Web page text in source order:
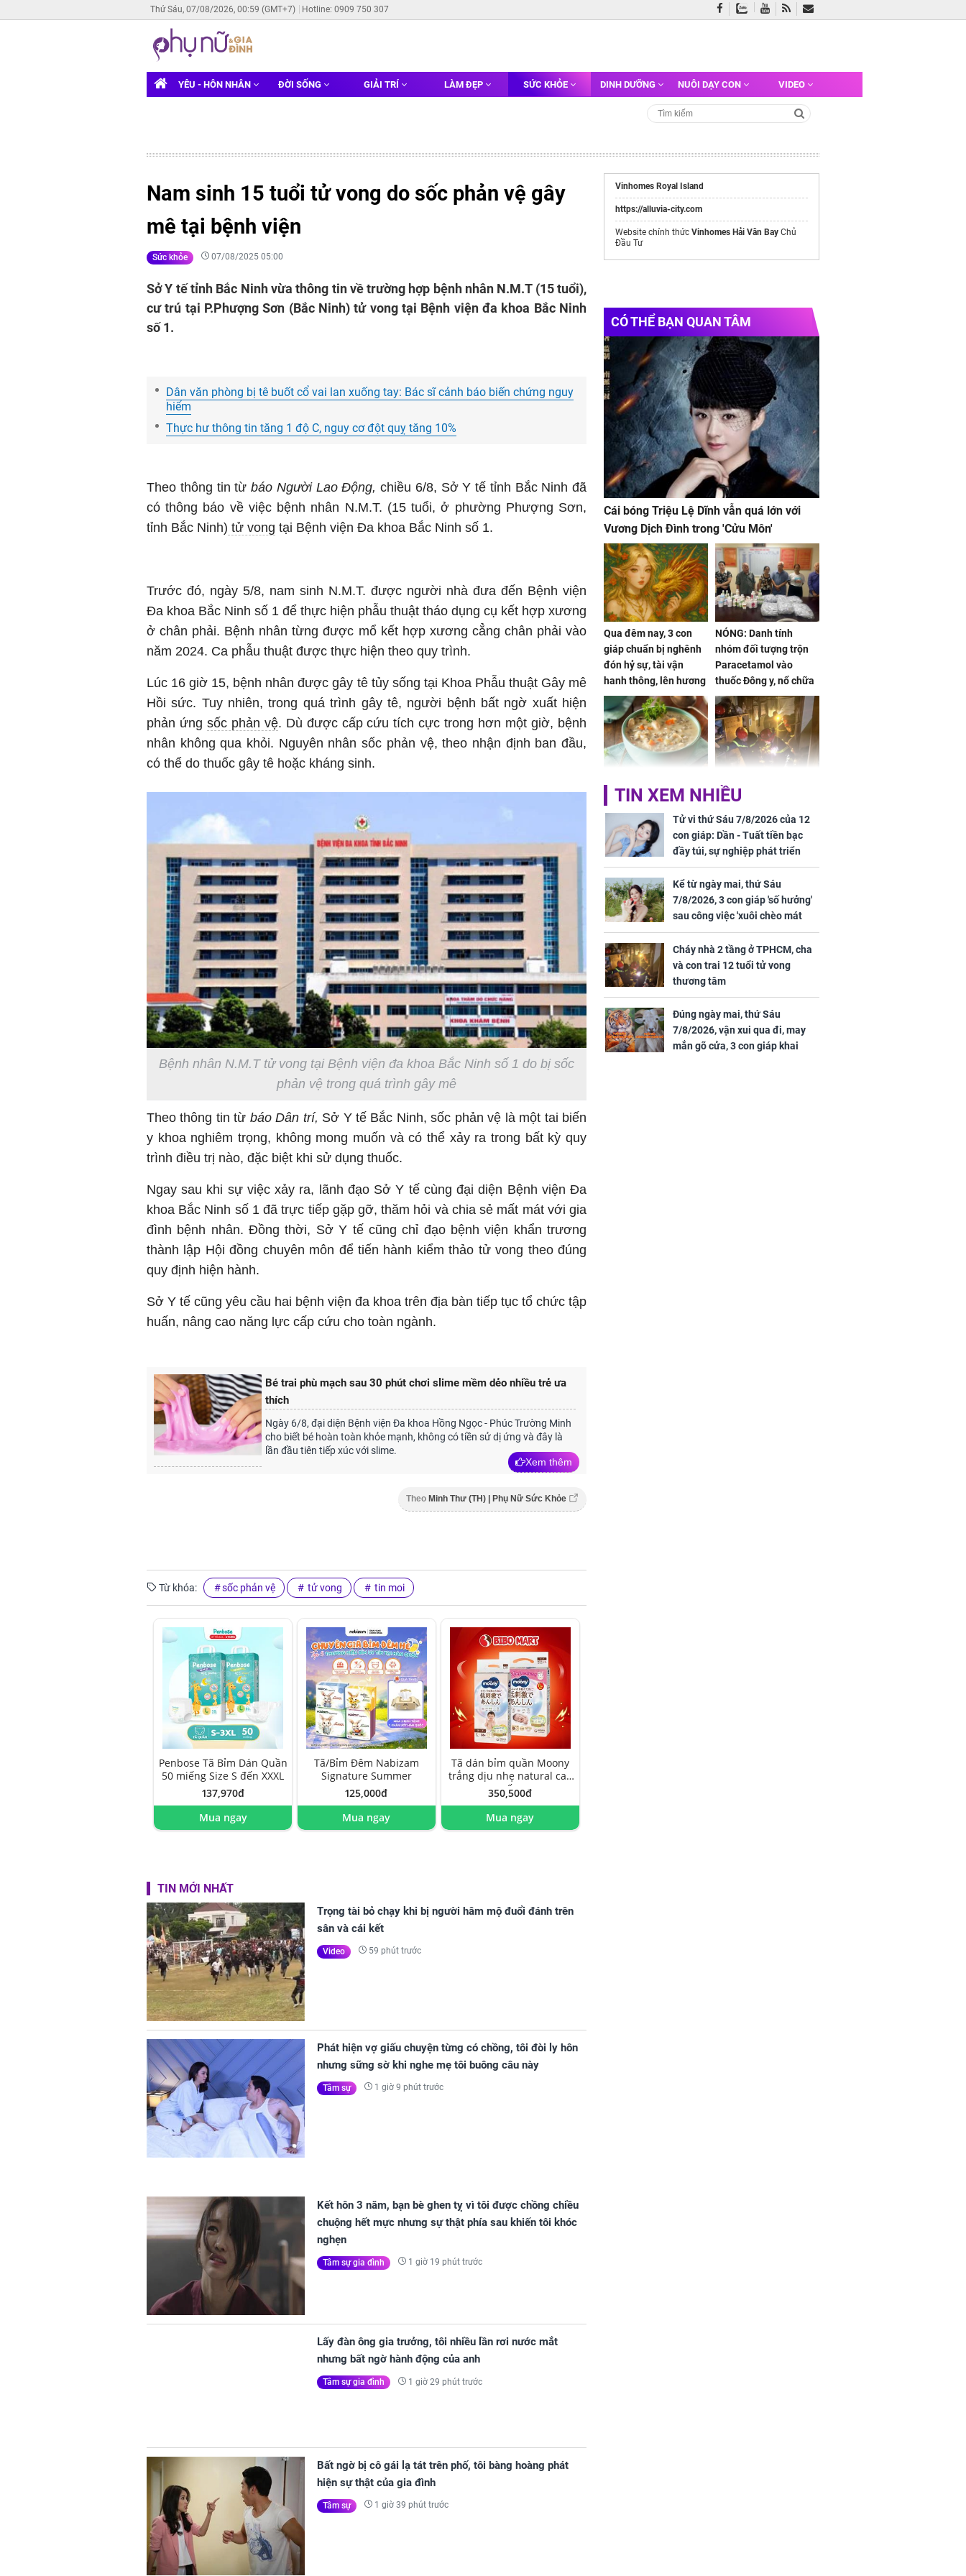
Thứ Sáu, 07/08/2026, 00:59 (GMT+7) Hotline: 0909 750 307
YÊU - HÔN NHÂN ĐỜI SỐNG GIẢI TRÍ LÀM ĐẸP SỨC KHỎE DINH DƯỠNG NUÔI DẠY CON VIDEO
Nam sinh 15 tuổi tử vong do sốc phản vệ gây
mê tại bệnh viện
Sức khỏe 07/08/2025 05:00
Sở Y tế tỉnh Bắc Ninh vừa thông tin về trường hợp bệnh nhân N.M.T (15 tuổi),
cư trú tại P.Phượng Sơn (Bắc Ninh) tử vong tại Bệnh viện đa khoa Bắc Ninh
số 1.
Dân văn phòng bị tê buốt cổ vai lan xuống tay: Bác sĩ cảnh báo biến chứng nguy
hiểm
Thực hư thông tin tăng 1 độ C, nguy cơ đột quỵ tăng 10%
Theo thông tin từ báo Người Lao Động, chiều 6/8, Sở Y tế tỉnh Bắc Ninh đã
có thông báo về việc bệnh nhân N.M.T. (15 tuổi, ở phường Phượng Sơn,
tỉnh Bắc Ninh) tử vong tại Bệnh viện Đa khoa Bắc Ninh số 1.
Trước đó, ngày 5/8, nam sinh N.M.T. được người nhà đưa đến Bệnh viện
Đa khoa Bắc Ninh số 1 để thực hiện phẫu thuật tháo dụng cụ kết hợp xương
ở chân phải. Bệnh nhân từng được mổ kết hợp xương cẳng chân phải vào
năm 2024. Ca phẫu thuật được thực hiện theo quy trình.
Lúc 16 giờ 15, bệnh nhân được gây tê tủy sống tại Khoa Phẫu thuật Gây mê
Hồi sức. Tuy nhiên, trong quá trình gây tê, người bệnh bất ngờ xuất hiện
phản ứng sốc phản vệ. Dù được cấp cứu tích cực trong hơn một giờ, bệnh
nhân không qua khỏi. Nguyên nhân sốc phản vệ, theo nhận định ban đầu,
có thể do thuốc gây tê hoặc kháng sinh.
Bệnh nhân N.M.T tử vong tại Bệnh viện đa khoa Bắc Ninh số 1 do bị sốc
phản vệ trong quá trình gây mê
Theo thông tin từ báo Dân trí, Sở Y tế Bắc Ninh, sốc phản vệ là một tai biến
y khoa nghiêm trọng, không mong muốn và có thể xảy ra trong bất kỳ quy
trình điều trị nào, đặc biệt khi sử dụng thuốc.
Ngay sau khi sự việc xảy ra, lãnh đạo Sở Y tế cùng đại diện Bệnh viện Đa
khoa Bắc Ninh số 1 đã trực tiếp gặp gỡ, thăm hỏi và chia sẻ mất mát với gia
đình bệnh nhân. Đồng thời, Sở Y tế cũng chỉ đạo bệnh viện khẩn trương
thành lập Hội đồng chuyên môn để tiến hành kiểm thảo tử vong theo đúng
quy định hiện hành.
Sở Y tế cũng yêu cầu hai bệnh viện đa khoa trên địa bàn tiếp tục tổ chức tập
huấn, nâng cao năng lực cấp cứu cho toàn ngành.
Bé trai phù mạch sau 30 phút chơi slime mềm dẻo nhiều trẻ ưa
thích
Ngày 6/8, đại diện Bệnh viện Đa khoa Hồng Ngọc - Phúc Trường Minh
cho biết bé hoàn toàn khỏe mạnh, không có tiền sử dị ứng và đây là
lần đầu tiên tiếp xúc với slime.
Xem thêm
Theo Minh Thư (TH) | Phụ Nữ Sức Khỏe
Từ khóa: sốc phản vệ tử vong tin moi
Penbose Tã Bỉm Dán Quần
50 miếng Size S đến XXXL
137,970đ
Mua ngay
Tã/Bỉm Đêm Nabizam
Signature Summer
125,000đ
Mua ngay
Tã dán bỉm quần Moony
trắng dịu nhẹ natural cao
cấp
350,500đ
Mua ngay
TIN MỚI NHẤT
Trọng tài bỏ chạy khi bị người hâm mộ đuổi đánh trên
sân và cái kết
Video 59 phút trước
Phát hiện vợ giấu chuyện từng có chồng, tôi đòi ly hôn
nhưng sững sờ khi nghe mẹ tôi buông câu này
Tâm sự 1 giờ 9 phút trước
Kết hôn 3 năm, bạn bè ghen tỵ vì tôi được chồng chiều
chuộng hết mực nhưng sự thật phía sau khiến tôi khóc
nghẹn
Tâm sự gia đình 1 giờ 19 phút trước
Lấy đàn ông gia trưởng, tôi nhiều lần rơi nước mắt
nhưng bất ngờ hành động của anh
Tâm sự gia đình 1 giờ 29 phút trước
Bất ngờ bị cô gái lạ tát trên phố, tôi bàng hoàng phát
Vinhomes Royal Island
https://alluvia-city.com
Website chính thức Vinhomes Hải Vân Bay Chủ
Đầu Tư
CÓ THỂ BẠN QUAN TÂM
Cái bóng Triệu Lệ Dĩnh vẫn quá lớn với
Vương Dịch Đình trong 'Cửu Môn'
Qua đêm nay, 3 con
giáp chuẩn bị nghênh
đón hỷ sự, tài vận
hanh thông, lên hương
hóa Rồng hóa Phượng,
gom hết may mắn về
nhà
NÓNG: Danh tính
nhóm đối tượng trộn
Paracetamol vào
thuốc Đông y, nổ chữa
bách bệnh
Giá trị sức khỏe và
cách sử dụng đúng
của loại hạt bình dân
Cháy nhà 2 tầng ở
TPHCM, cha và con
trai 12 tuổi tử vong
thương tâm
Chân dung nam diễn
ứng ngược khi than
nghèo
TIN XEM NHIỀU
Tử vi thứ Sáu 7/8/2026 của 12
con giáp: Dần - Tuất tiền bạc
đầy túi, sự nghiệp phát triển
hưng thịnh, Mão - Thân tài lộc
ảm đạm, mọi sự khó thành công
mỹ mãn
Kể từ ngày mai, thứ Sáu
7/8/2026, 3 con giáp 'số hưởng'
sau công việc 'xuôi chèo mát
mái', tiền tài 'thu về như nước',
tình duyên viên mãn
Cháy nhà 2 tầng ở TPHCM, cha
và con trai 12 tuổi tử vong
thương tâm
Đúng ngày mai, thứ Sáu
7/8/2026, vận xui qua đi, may
mắn gõ cửa, 3 con giáp khai